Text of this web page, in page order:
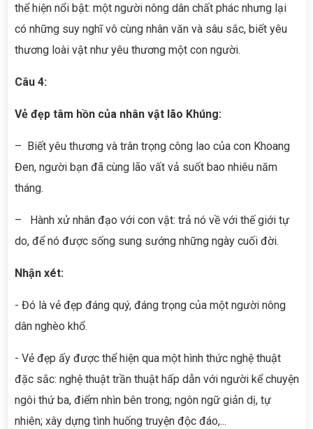
thể hiện nổi bật: một người nông dân chất phác nhưng lại
có những suy nghĩ vô cùng nhân văn và sâu sắc, biết yêu
thương loài vật như yêu thương một con người.
Câu 4:
Vẻ đẹp tâm hồn của nhân vật lão Khúng:
– Biết yêu thương và trân trọng công lao của con Khoang
Đen, người bạn đã cùng lão vất vả suốt bao nhiêu năm
tháng.
– Hành xử nhân đạo với con vật: trả nó về với thế giới tự
do, để nó được sống sung sướng những ngày cuối đời.
Nhận xét:
- Đó là vẻ đẹp đáng quý, đáng trọng của một người nông
dân nghèo khổ.
- Vẻ đẹp ấy được thể hiện qua một hình thức nghệ thuật
đặc sắc: nghệ thuật trần thuật hấp dẫn với người kể chuyện
ngôi thứ ba, điểm nhìn bên trong; ngôn ngữ giản dị, tự
nhiên; xây dựng tình huống truyện độc đáo,...